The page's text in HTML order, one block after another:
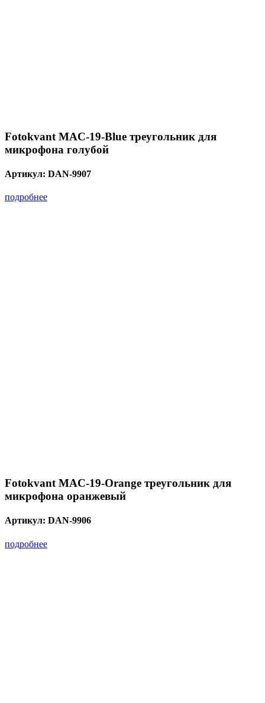
Fotokvant MAC-19-Blue треугольник для
микрофона голубой
Артикул: DAN-9907
подробнее
Fotokvant MAC-19-Orange треугольник для
микрофона оранжевый
Артикул: DAN-9906
подробнее